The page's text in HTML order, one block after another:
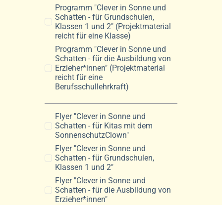
Programm "Clever in Sonne und
Schatten - für Grundschulen,
Klassen 1 und 2" (Projektmaterial
reicht für eine Klasse)
Programm "Clever in Sonne und
Schatten - für die Ausbildung von
Erzieher*innen" (Projektmaterial
reicht für eine
Berufsschullehrkraft)
Flyer "Clever in Sonne und
Schatten - für Kitas mit dem
SonnenschutzClown"
Flyer "Clever in Sonne und
Schatten - für Grundschulen,
Klassen 1 und 2"
Flyer "Clever in Sonne und
Schatten - für die Ausbildung von
Erzieher*innen"